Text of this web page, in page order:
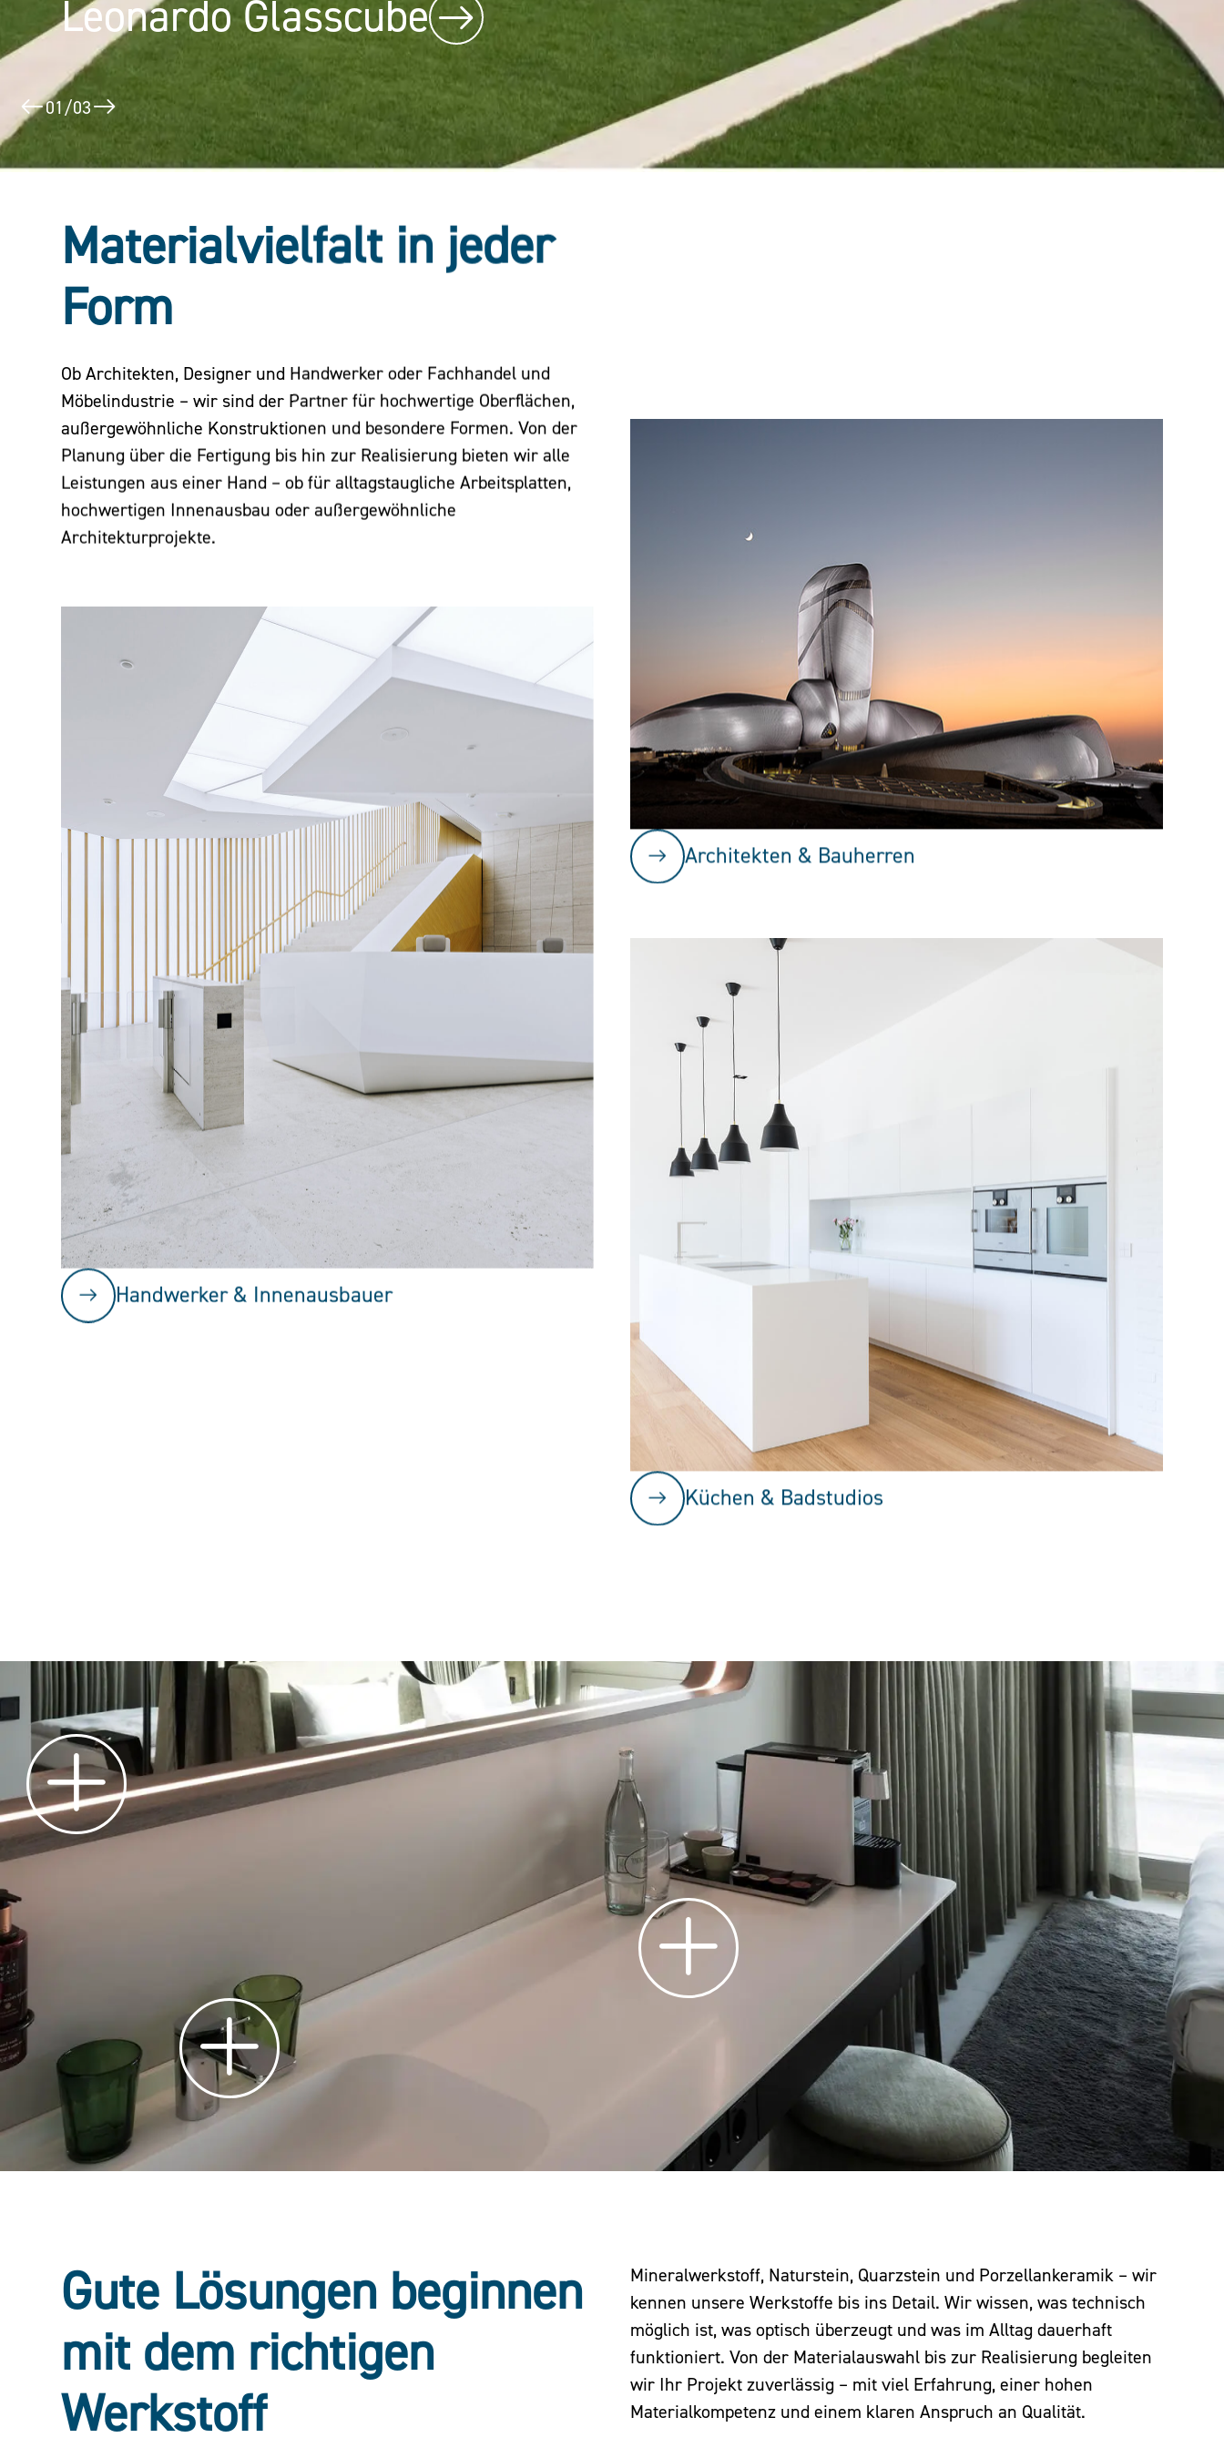
Leonardo Glasscube
Puerta América
02/03
Materialvielfalt in jeder
Form
Ob Architekten, Designer und Handwerker oder Fachhandel und
Möbelindustrie – wir sind der Partner für hochwertige Oberflächen,
außergewöhnliche Konstruktionen und besondere Formen. Von der
Planung über die Fertigung bis hin zur Realisierung bieten wir alle
Leistungen aus einer Hand – ob für alltagstaugliche Arbeitsplatten,
hochwertigen Innenausbau oder außergewöhnliche
Architekturprojekte.
Handwerker & Innenausbauer
Architekten & Bauherren
Küchen & Badstudios
Gute Lösungen beginnen
mit dem richtigen
Werkstoff
Mineralwerkstoff, Naturstein, Quarzstein und Porzellankeramik – wir
kennen unsere Werkstoffe bis ins Detail. Wir wissen, was technisch
möglich ist, was optisch überzeugt und was im Alltag dauerhaft
funktioniert. Von der Materialauswahl bis zur Realisierung begleiten
wir Ihr Projekt zuverlässig – mit viel Erfahrung, einer hohen
Materialkompetenz und einem klaren Anspruch an Qualität.